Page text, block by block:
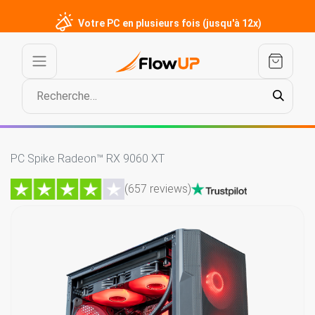
Votre PC en plusieurs fois (jusqu'à 12x)
PC Spike Radeon™ RX 9060 XT
(657 reviews)